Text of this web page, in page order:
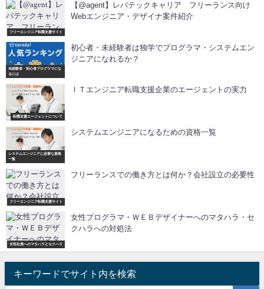
フリーエンジニア転職支援サイト
【@agent】レバテックキャリア フリーランス向け
Webエンジニア・デザイナ案件紹介
未経験者・初心者プログラマにな
るには
初心者・未経験者は独学でプログラマ・システムエン
ジニアになれるか？
転職支援エージェントについて
ＩＴエンジニア転職支援企業のエージェントの実力
システムエンジニアに必要な資格
一覧
システムエンジニアになるための資格一覧
フリーエンジニア転職支援サイト
フリーランスでの働き方とは何か？会社設立の必要性
女性社員へのマタハラとセクハラ
女性プログラマ・ＷＥＢデザイナーへのマタハラ・セ
クハラへの対処法
キーワードでサイト内を検索